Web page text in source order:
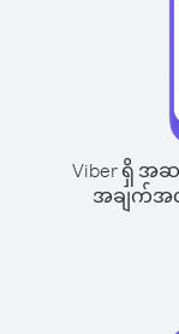
Viber ရှိ အ
အချက်အလ